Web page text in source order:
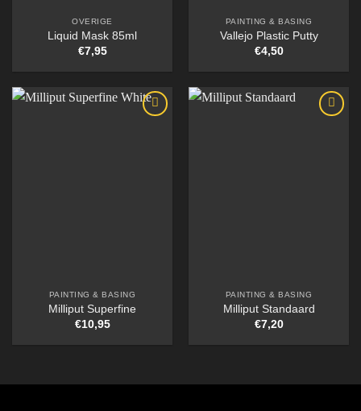
OVERIGE
Liquid Mask 85ml
€7,95
PAINTING & BASING
Vallejo Plastic Putty
€4,50
PAINTING & BASING
Milliput Superfine
€10,95
PAINTING & BASING
Milliput Standaard
€7,20